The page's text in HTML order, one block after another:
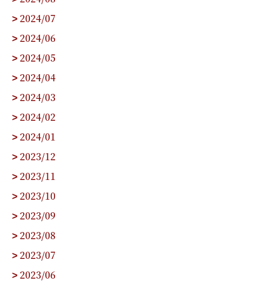
> 2024/07
> 2024/06
> 2024/05
> 2024/04
> 2024/03
> 2024/02
> 2024/01
> 2023/12
> 2023/11
> 2023/10
> 2023/09
> 2023/08
> 2023/07
> 2023/06